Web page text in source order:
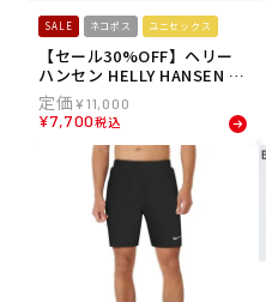
SALE ネコポス ユニセックス
【セール30%OFF】ヘリー
ハンセン HELLY HANSEN ユ
ニセックス バスクミッドシ
ョーツ BASK MID SHORTS
ショートパンツ ハーフパン
ツ HOE22625-K 26SS 春夏
¥11,000
¥7,700税込